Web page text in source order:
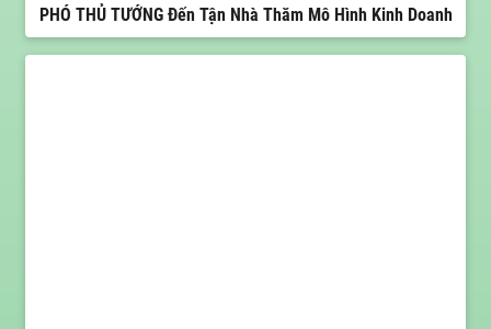
PHÓ THỦ TƯỚNG Đến Tận Nhà Thăm Mô Hình Kinh Doanh